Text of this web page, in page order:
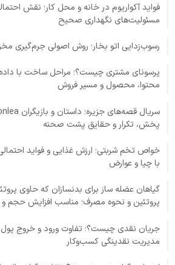
فواید آکواریوم در خانه و محل کار؛ نقش
مسئولیت‌های نگهداری صحیح
رسوب‌زدایی اتو بخار؛ روش اصولی جرم‌گیری
پرسونای مشتری چیست؟؛ مراحل ساخت با داده
محتوا، محصول و مسیر فروش
پخش، تکرار و حقایق پشت صحنه
خواص تخم شربتی؛ ارزش غذایی و فواید
با چیا و عوارض
گیاهان عضله ساز برای بدنسازان که حاوی
پروتئین و نحوه مصرف؛ مناسب افزایش حجم و
جریان نقدی چیست؟؛ تفاوت ورود و خروج
مدیریت نقدینگی کسب‌وکار